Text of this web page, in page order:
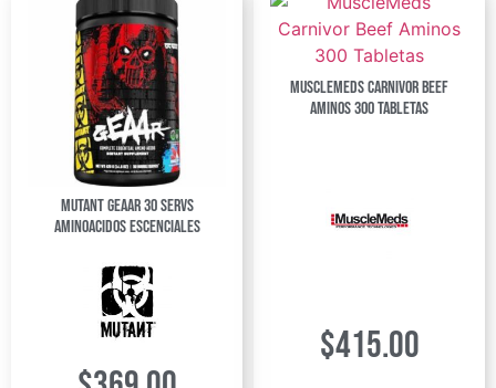
Mutant GEAAR 30 servs
Aminoacidos Escenciales
MuscleMeds Carnivor Beef
Aminos 300 Tabletas
$415.00